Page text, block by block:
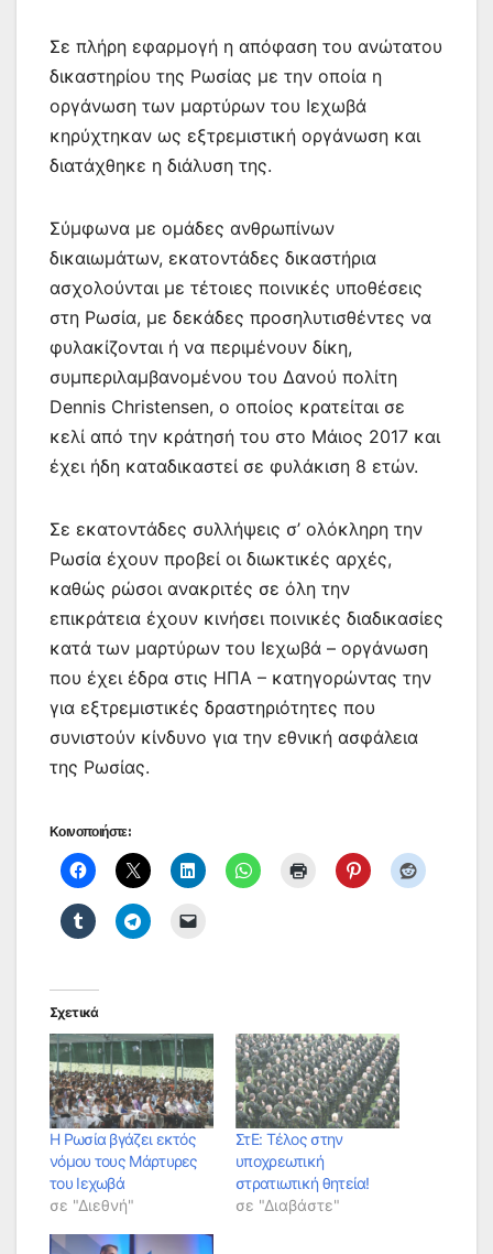
Σε πλήρη εφαρμογή η απόφαση του ανώτατου
δικαστηρίου της Ρωσίας με την οποία η
οργάνωση των μαρτύρων του Ιεχωβά
κηρύχτηκαν ως εξτρεμιστική οργάνωση και
διατάχθηκε η διάλυση της.
Σύμφωνα με ομάδες ανθρωπίνων
δικαιωμάτων, εκατοντάδες δικαστήρια
ασχολούνται με τέτοιες ποινικές υποθέσεις
στη Ρωσία, με δεκάδες προσηλυτισθέντες να
φυλακίζονται ή να περιμένουν δίκη,
συμπεριλαμβανομένου του Δανού πολίτη
Dennis Christensen, ο οποίος κρατείται σε
κελί από την κράτησή του στο Μάιος 2017 και
έχει ήδη καταδικαστεί σε φυλάκιση 8 ετών.
Σε εκατοντάδες συλλήψεις σ’ ολόκληρη την
Ρωσία έχουν προβεί οι διωκτικές αρχές,
καθώς ρώσοι ανακριτές σε όλη την
επικράτεια έχουν κινήσει ποινικές διαδικασίες
κατά των μαρτύρων του Ιεχωβά – οργάνωση
που έχει έδρα στις ΗΠΑ – κατηγορώντας την
για εξτρεμιστικές δραστηριότητες που
συνιστούν κίνδυνο για την εθνική ασφάλεια
της Ρωσίας.
Κοινοποιήστε:
Σχετικά
Η Ρωσία βγάζει εκτός
νόμου τους Μάρτυρες
του Ιεχωβά
σε "Διεθνή"
ΣτΕ: Τέλος στην
υποχρεωτική
στρατιωτική θητεία!
σε "Διαβάστε"